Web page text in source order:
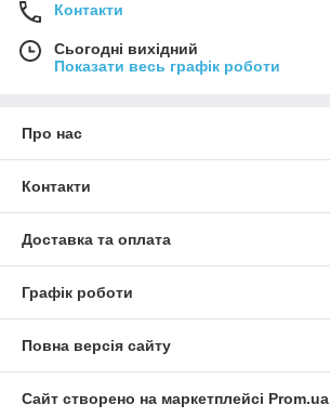
Контакти
Сьогодні вихідний
Показати весь графік роботи
Про нас
Контакти
Доставка та оплата
Графік роботи
Повна версія сайту
Сайт створено на маркетплейсі Prom.ua